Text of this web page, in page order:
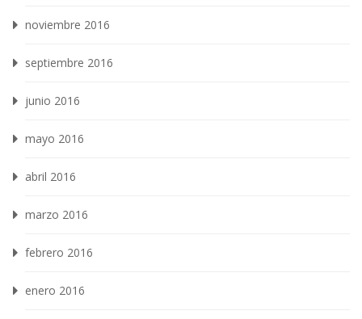
noviembre 2016
septiembre 2016
junio 2016
mayo 2016
abril 2016
marzo 2016
febrero 2016
enero 2016